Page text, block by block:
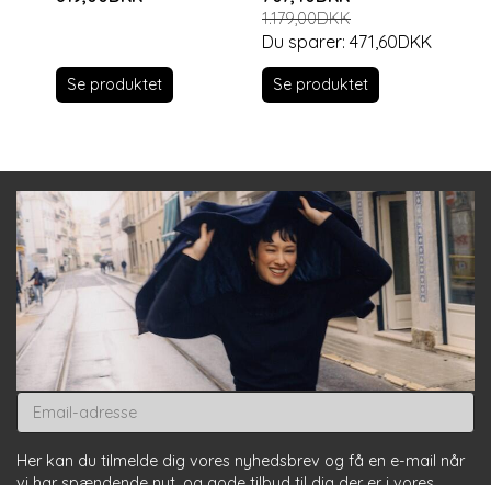
Se produktet
1.179,00DKK
Du sparer: 471,60DKK
Se produktet
Email-
adresse
Her kan du tilmelde dig vores nyhedsbrev og få en e-mail når